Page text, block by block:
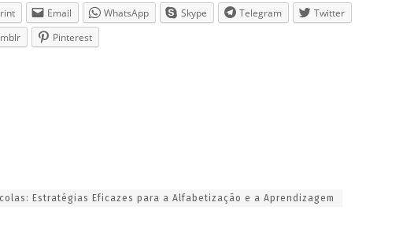
Email WhatsApp Skype Telegram
Twitter
Pinterest
Estratégias Eficazes para a Alfabetização e a Aprendizagem